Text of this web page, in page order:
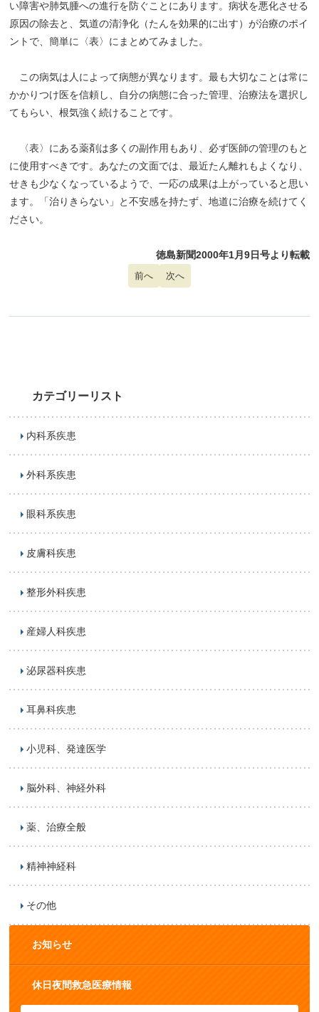
い障害や肺気腫への進行を防ぐことにあります。病状を悪化させる
原因の除去と、気道の清浄化（たんを効果的に出す）が治療のポイ
ントで、簡単に〈表〉にまとめてみました。
この病気は人によって病態が異なります。最も大切なことは常に
かかりつけ医を信頼し、自分の病態に合った管理、治療法を選択し
てもらい、根気強く続けることです。
〈表〉にある薬剤は多くの副作用もあり、必ず医師の管理のもと
に使用すべきです。あなたの文面では、最近たん離れもよくなり、
せきも少なくなっているようで、一応の成果は上がっていると思い
ます。「治りきらない」と不安感を持たず、地道に治療を続けてく
ださい。
徳島新聞2000年1月9日号より転載
前の記事へ: ガングリオン
前へ 次の記事へ: 胃がん手術後の胆石症
次へ
カテゴリーリスト
内科系疾患
外科系疾患
眼科系疾患
皮膚科疾患
整形外科疾患
産婦人科疾患
泌尿器科疾患
耳鼻科疾患
小児科、発達医学
脳外科、神経外科
薬、治療全般
精神神経科
その他
お知らせ
休日夜間救急医療情報